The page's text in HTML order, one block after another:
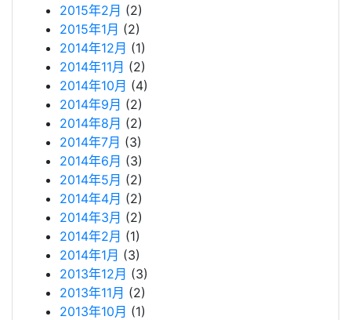
2015年2月 (2)
2015年1月 (2)
2014年12月 (1)
2014年11月 (2)
2014年10月 (4)
2014年9月 (2)
2014年8月 (2)
2014年7月 (3)
2014年6月 (3)
2014年5月 (2)
2014年4月 (2)
2014年3月 (2)
2014年2月 (1)
2014年1月 (3)
2013年12月 (3)
2013年11月 (2)
2013年10月 (1)